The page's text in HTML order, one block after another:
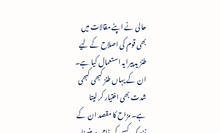
حالی نے اپنے مقالات میں
بھی قوم کی اصلاح کے لیے
طنزیہ پیرایہ استعمال کیا ہے۔
ان کے یہاں طنز کبھی کبھی
شدت بھی اختیار کر لیتا
ہے۔ مزاح کا مقصد ان کے